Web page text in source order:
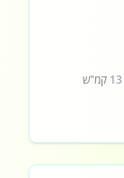
13 קמ"ש